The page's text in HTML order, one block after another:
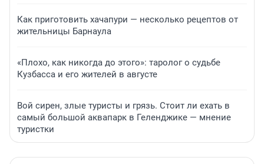
Как приготовить хачапури — несколько рецептов от
жительницы Барнаула
«Плохо, как никогда до этого»: таролог о судьбе
Кузбасса и его жителей в августе
Вой сирен, злые туристы и грязь. Стоит ли ехать в
самый большой аквапарк в Геленджике — мнение
туристки